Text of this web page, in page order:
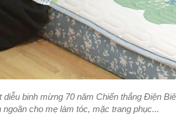
binh mừng 70 năm Chiến thắng Điện
ngoãn cho mẹ làm tóc, mặc trang phục...